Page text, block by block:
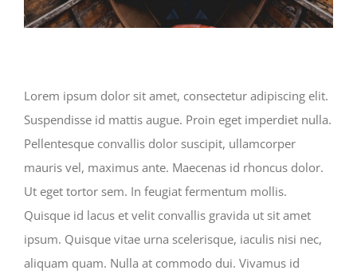
Lorem ipsum dolor sit amet, consectetur adipiscing elit.
Suspendisse id mattis augue. Proin eget imperdiet nulla.
Pellentesque convallis dolor suscipit, ullamcorper
mauris vel, maximus ante. Maecenas id rhoncus dolor.
Ut eget tortor sem. In feugiat fermentum mollis.
Quisque id lacus et velit convallis gravida ut sit amet
ipsum. Quisque vitae urna scelerisque, iaculis nisi nec,
aliquam quam. Nulla at commodo dui. Vivamus id